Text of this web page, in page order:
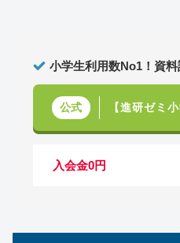
小学生利用数No1！資料
公式 【進研ゼミ
入会金0円